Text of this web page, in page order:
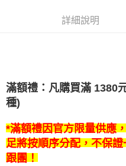
３．安心：先確認商品／服務後，
３．收到繳費通知簡訊後14天內，
ATM／網路銀行／等多元方式進行
※ 請注意：結帳手續完成當下不需
後付繳納相關費用。
※ 交易是否成功請以「AFTEE先享
是否繳費成功／繳費後需取消欲退
客戶支援中心」
每筆NT$60，滿NT$1,599(含
7-11取貨付款
付款後7-11取貨
每筆NT$60，滿NT$1,599(含以
詳細說明
滿額禮：凡購買滿 1380
種)
*滿額禮因官方限量供應
足將按順序分配，不保
跟團！